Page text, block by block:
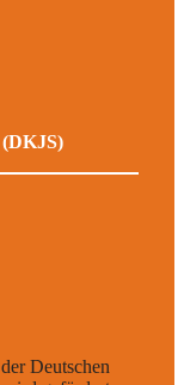
Deutschen